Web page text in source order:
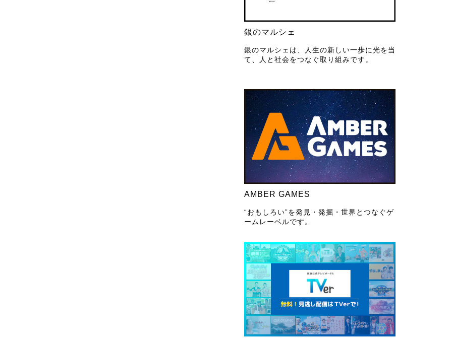
銀のマルシェ
銀のマルシェは、人生の新しい一歩に光を当
て、人と社会をつなぐ取り組みです。
AMBER GAMES
“おもしろい”を発見・発掘・世界とつなぐゲ
ームレーベルです。